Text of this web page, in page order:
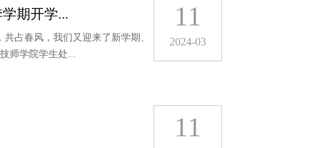
11
2024-03
期开学...
占春风，我们又迎来了新学期、
师学院学生处...
11